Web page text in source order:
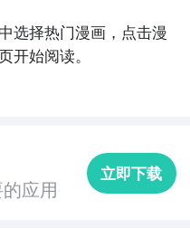
选择热门漫画，点击漫
开始阅读。
应用
立即下载